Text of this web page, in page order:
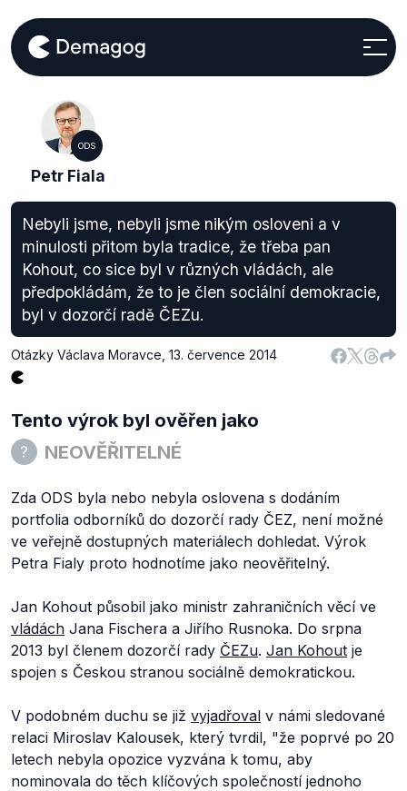
ODS
Petr Fiala
Nebyli jsme, nebyli jsme nikým osloveni a v
minulosti přitom byla tradice, že třeba pan
Kohout, co sice byl v různých vládách, ale
předpokládám, že to je člen sociální demokracie,
byl v dozorčí radě ČEZu.
Otázky Václava Moravce 13. července 2014
Tento výrok byl ověřen jako
NEOVĚŘITELNÉ
Zda ODS byla nebo nebyla oslovena s dodáním
portfolia odborníků do dozorčí rady ČEZ, není možné
ve veřejně dostupných materiálech dohledat. Výrok
Petra Fialy proto hodnotíme jako neověřitelný.
Jan Kohout působil jako ministr zahraničních věcí ve
vládách Jana Fischera a Jiřího Rusnoka. Do srpna
2013 byl členem dozorčí rady ČEZu. Jan Kohout je
spojen s Českou stranou sociálně demokratickou.
V podobném duchu se již vyjadřoval v námi sledované
relaci Miroslav Kalousek, který tvrdil, "že poprvé po 20
letech nebyla opozice vyzvána k tomu, aby
nominovala do těch klíčových společností jednoho